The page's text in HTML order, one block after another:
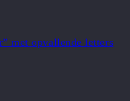
met opvallende letters